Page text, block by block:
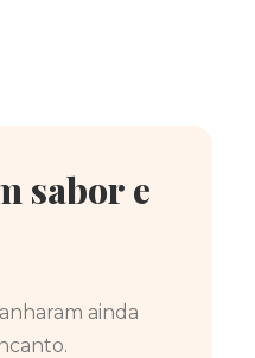
sabor e
ainda